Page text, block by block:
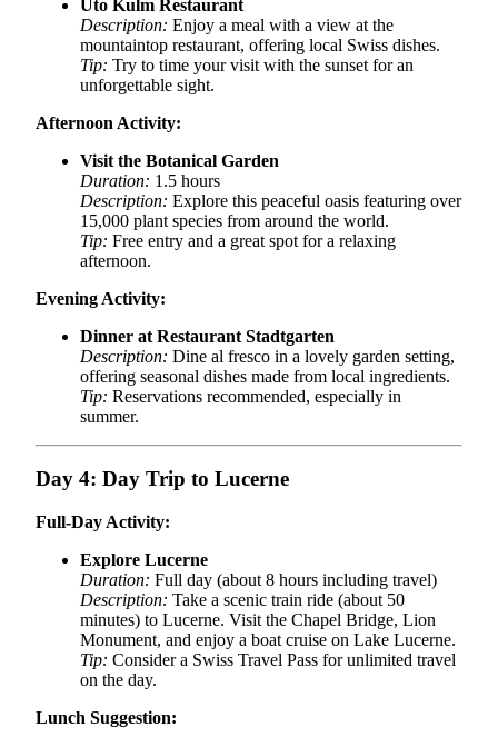
Uto Kulm Restaurant
Description: Enjoy a meal with a view at the
mountaintop restaurant, offering local Swiss dishes.
Tip: Try to time your visit with the sunset for an
unforgettable sight.
Afternoon Activity:
Visit the Botanical Garden
Duration: 1.5 hours
Description: Explore this peaceful oasis featuring over
15,000 plant species from around the world.
Tip: Free entry and a great spot for a relaxing
afternoon.
Evening Activity:
Dinner at Restaurant Stadtgarten
Description: Dine al fresco in a lovely garden setting,
offering seasonal dishes made from local ingredients.
Tip: Reservations recommended, especially in
summer.
Day 4: Day Trip to Lucerne
Full-Day Activity:
Explore Lucerne
Duration: Full day (about 8 hours including travel)
Description: Take a scenic train ride (about 50
minutes) to Lucerne. Visit the Chapel Bridge, Lion
Monument, and enjoy a boat cruise on Lake Lucerne.
Tip: Consider a Swiss Travel Pass for unlimited travel
on the day.
Lunch Suggestion: